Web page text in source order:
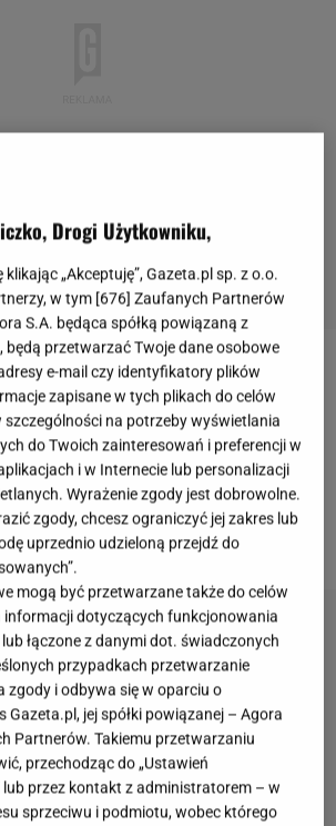
Szczęsnajest obecna w mediach
się jako piosenkarka, a
w serialu "39 i pół". Jednak od
związała się ze znanym polskim
Szczęsnym, postrzegana
jako WAG.
Drogi Użytkowniku,
„Akceptuję”, Gazeta.pl sp. z o.o.
w tym [676] Zaufanych Partnerów
S.A. będąca spółką powiązaną z
będą przetwarzać Twoje dane osobowe
e-mail czy identyfikatory plików
zapisane w tych plikach do celów
na potrzeby wyświetlania
do Twoich zainteresowań i preferencji w
i w Internecie lub personalizacji
Wyrażenie zgody jest dobrowolne.
zgody, chcesz ograniczyć jej zakres lub
uprzednio udzieloną przejdź do
mogą być przetwarzane także do celów
informacji dotyczących funkcjonowania
łączone z danymi dot. świadczonych
przypadkach przetwarzanie
zgody i odbywa się w oparciu o
Gazeta.pl, jej spółki powiązanej – Agora
Partnerów. Takiemu przetwarzaniu
przechodząc do „Ustawień
przez kontakt z administratorem – w
sprzeciwu i podmiotu, wobec którego